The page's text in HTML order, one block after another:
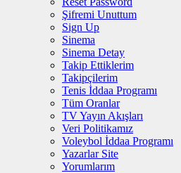
Şifremi Unuttum
Sign Up
Sinema
Sinema Detay
Takip Ettiklerim
Takipçilerim
Tenis İddaa Programı
Tüm Oranlar
TV Yayın Akışları
Veri Politikamız
Voleybol İddaa Programı
Yazarlar Site
Yorumlarım